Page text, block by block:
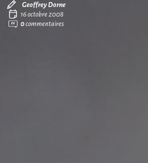
Geoffrey Dorne
16 octobre 2008
0commentaires